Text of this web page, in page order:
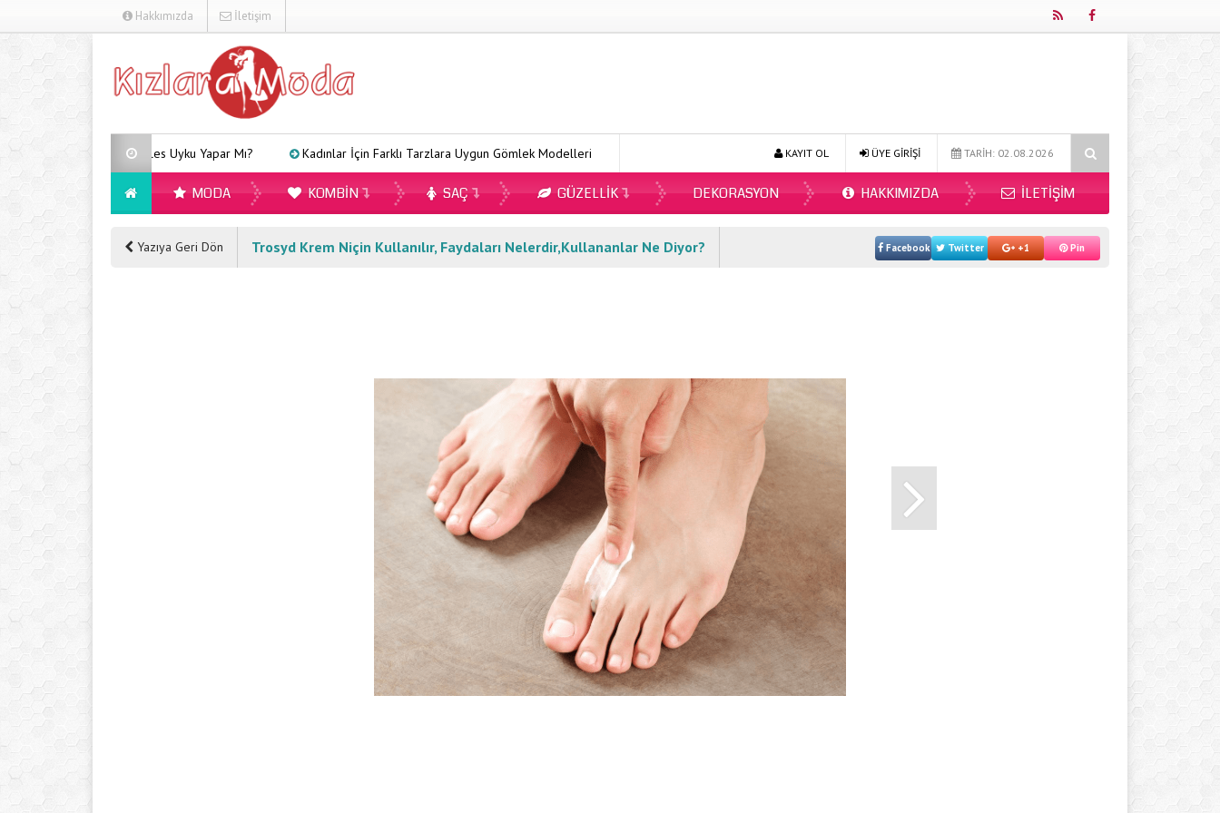
Hakkımızda İletişim
Arveles Uyku Yapar Mı? Kadınlar İçin Farklı Tarzlara Uygun Gömlek Modelleri Ecopirin Reçetesiz Alınır Mı 2026? Online Diyetisyen ile Sağlıklı Beslenmenin Yeni Adresi: Fitdiyet.net
TARİH: 02.08.2026
ÜYE GİRİŞİ
KAYIT OL
MODA KOMBIN SAÇ GÜZELLIK DEKORASYON HAKKIMIZDA İLETIŞIM
Yazıya Geri Dön Trosyd Krem Niçin Kullanılır, Faydaları Nelerdir,Kullananlar Ne Diyor? Facebook Twitter +1 Pin